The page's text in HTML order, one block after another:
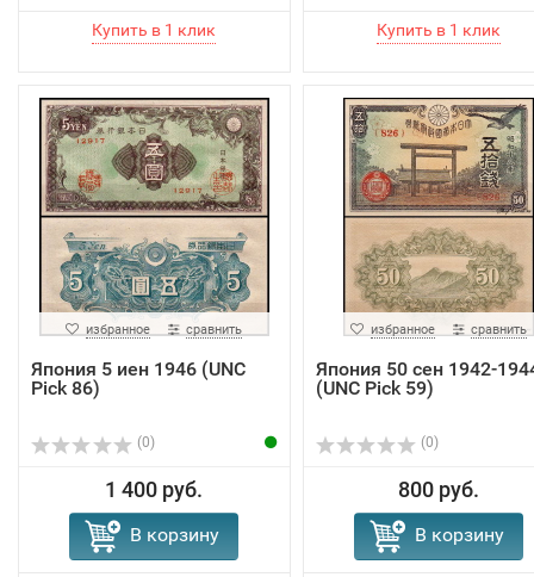
избранное сравнить
Япония 5 иен 1946 (UNC
Pick 86)
(0)
1 400 руб.
В корзину
избранное сравнить
Япония 50 cен 1942-
(UNC Pick 59)
(0)
800 руб.
В корзину